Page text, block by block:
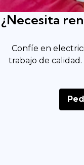
¿Necesita
Confíe en
trabajo de calidad.